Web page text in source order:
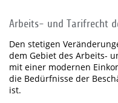
Arbeits- und Tarifrecht
Den stetigen
dem Gebiet des Arbeits-
mit einer modernen
die Bedürfnisse der
ist.